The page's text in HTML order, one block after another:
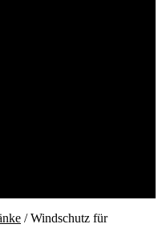
/Windschutz für